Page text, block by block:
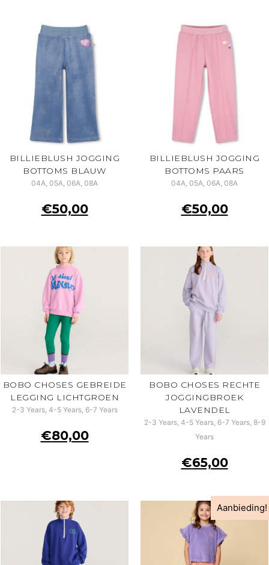
BILLIEBLUSH JOGGING
BOTTOMS BLAUW
04A, 05A, 06A, 08A
€50,00
BILLIEBLUSH JOGGING
BOTTOMS PAARS
04A, 05A, 06A, 08A
€50,00
BOBO CHOSES GEBREIDE
LEGGING LICHTGROEN
2-3 Years, 4-5 Years, 6-7 Years
€80,00
BOBO CHOSES RECHTE
JOGGINGBROEK
LAVENDEL
2-3 Years, 4-5 Years, 6-7 Years, 8-9
Years
€65,00
Aanbieding!